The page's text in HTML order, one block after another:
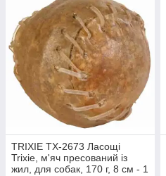
TRIXIE TX-2673 Ласощі
Trixie, м'яч пресований із
жил, для собак, 170 г, 8 см - 1